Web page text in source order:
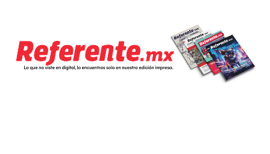
CONTACT
PRIVACY POLICY